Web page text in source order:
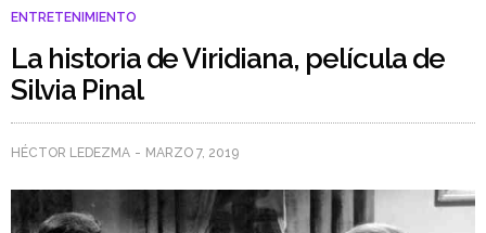
ENTRETENIMIENTO
La historia de Viridiana, película de
Silvia Pinal
HÉCTOR LEDEZMA MARZO 7, 2019